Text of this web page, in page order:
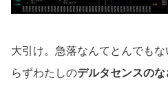
大引け。急落なんてとんでもな
らずわたしのデルタセンスのな